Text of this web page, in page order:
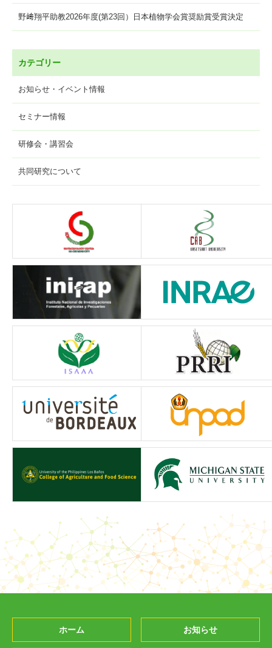
野﨑翔平助教2026年度(第23回）日本植物学会賞奨励賞受賞決定
カテゴリー
お知らせ・イベント情報
セミナー情報
研修会・講習会
共同研究について
ホーム お知らせ